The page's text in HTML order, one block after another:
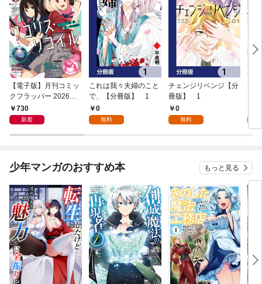
【電子版】月刊コミッ
クフラッパー 2026年9
月号730
新着
これは我々夫婦のこと
で、【分冊版】 1
0
無料
チェンジリベンジ【分
冊版】 1
0
無料
チ
少年マンガのおすすめ本 もっと見る